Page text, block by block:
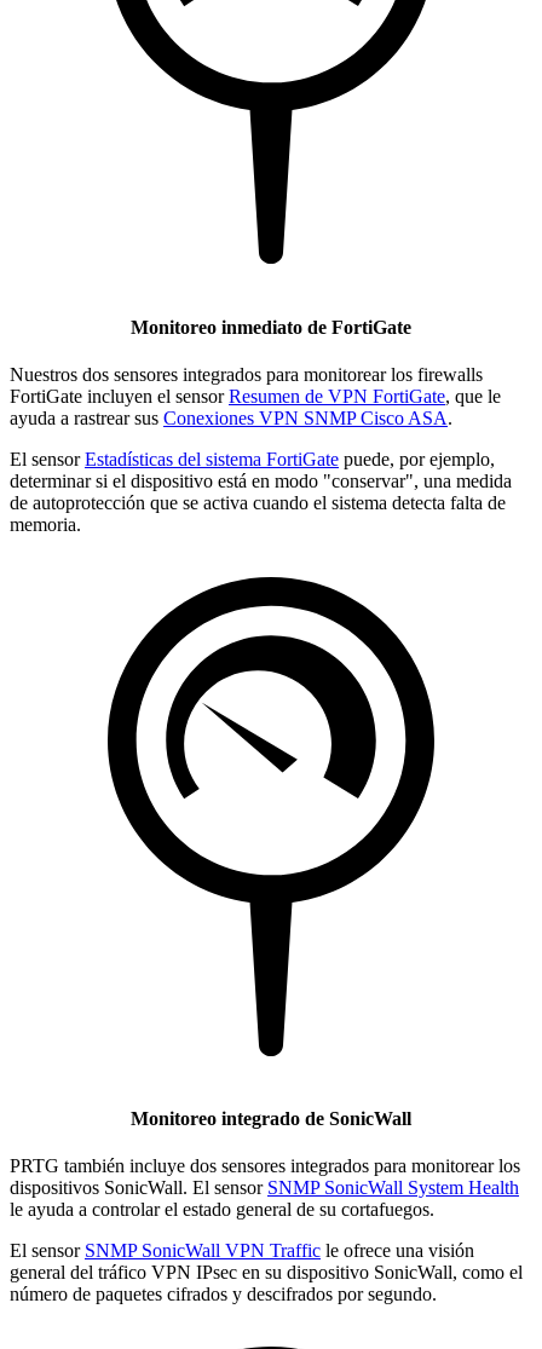
Monitoreo inmediato de FortiGate
Nuestros dos sensores integrados para monitorear los firewalls
FortiGate incluyen el sensorResumen de VPN FortiGate, que le
ayuda a rastrear sus Conexiones VPN SNMP Cisco ASA.
El sensorEstadísticas del sistema FortiGate puede, por ejemplo,
determinar si el dispositivo está en modo "conservar", una medida
de autoprotección que se activa cuando el sistema detecta falta de
memoria.
Monitoreo integrado de SonicWall
PRTG también incluye dos sensores integrados para monitorear los
dispositivos SonicWall. El sensor SNMP SonicWall System Health
le ayuda a controlar el estado general de su cortafuegos.
El sensor SNMP SonicWall VPN Traffic le ofrece una visión
general del tráfico VPN IPsec en su dispositivo SonicWall, como el
número de paquetes cifrados y descifrados por segundo.